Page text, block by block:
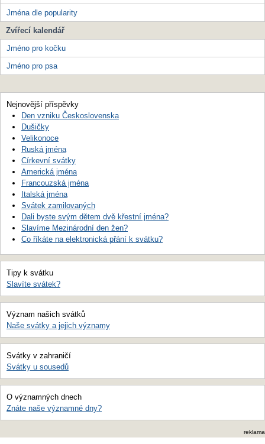
Jména dle popularity
Zvířecí kalendář
Jméno pro kočku
Jméno pro psa
Nejnovější příspěvky
Den vzniku Československa
Dušičky
Velikonoce
Ruská jména
Církevní svátky
Americká jména
Francouzská jména
Italská jména
Svátek zamilovaných
Dali byste svým dětem dvě křestní jména?
Slavíme Mezinárodní den žen?
Co říkáte na elektronická přání k svátku?
Tipy k svátku
Slavíte svátek?
Význam našich svátků
Naše svátky a jejich významy
Svátky v zahraničí
Svátky u sousedů
O významných dnech
Znáte naše významné dny?
reklama